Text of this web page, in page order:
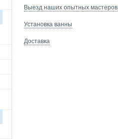
Выезд наших опытных мастеров
Установка ванны
Доставка